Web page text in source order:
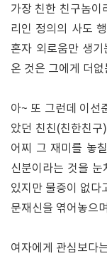
가장 친한 친구놈이
리인 정의의 사도
혼자 외로움만 생
온 것은 그에게 더
아~ 또 그런데 이선
았던 친친(친한친
어찌 그 재미를 놓
신분이라는 것을
있지만 물증이 없다
문재신을 엮어놓으
여자에게 관심보다